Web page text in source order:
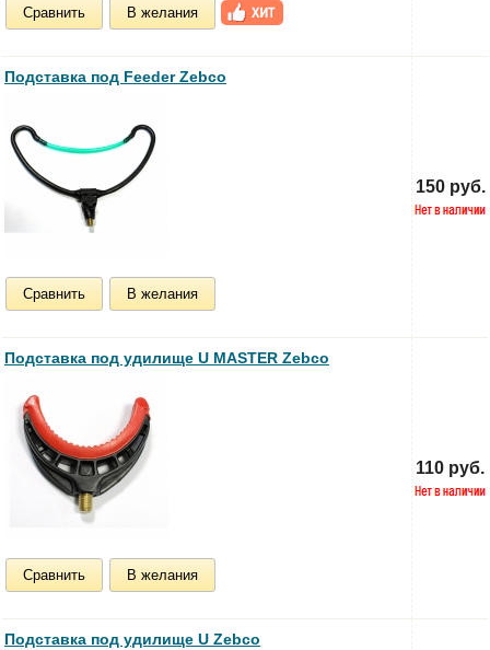
Сравнить В желания
Подставка под Feeder Zebco
Сравнить В желания
150 руб.
Подставка под удилище U MASTER Zebco
Сравнить В желания
110 руб.
Подставка под удилище U Zebco